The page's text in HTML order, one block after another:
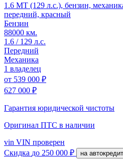
1.6 MT (129 л.с.), бензин,
передний, красный
Бензин
88000 км.
1.6 / 129 л.с.
Передний
Механика
1 владелец
от 539 000 ₽
627 000 ₽
Гарантия юридической чистоты
Оригинал ПТС в наличии
vin VIN проверен
Скидка до 250 000 ₽ на автокредит